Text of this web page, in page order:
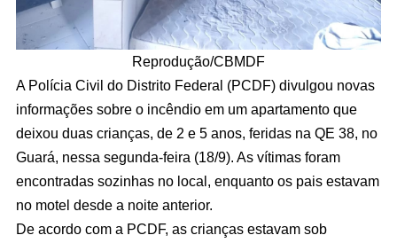
Reprodução/CBMDF
A Polícia Civil do Distrito Federal (PCDF) divulgou novas
informações sobre o incêndio em um apartamento que
deixou duas crianças, de 2 e 5 anos, feridas na QE 38, no
Guará, nessa segunda-feira (18/9). As vítimas foram
encontradas sozinhas no local, enquanto os pais estavam
no motel desde a noite anterior.
De acordo com a PCDF, as crianças estavam sob